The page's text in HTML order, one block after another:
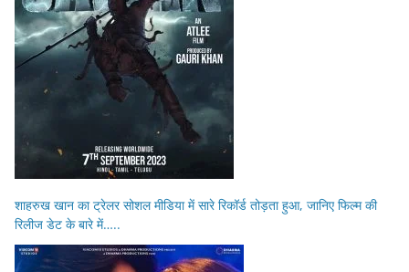
शाहरुख खान का ट्रेलर सोशल मीडिया में सारे रिकॉर्ड तोड़ता हुआ, जानिए फिल्म की
रिलीज डेट के बारे में…..